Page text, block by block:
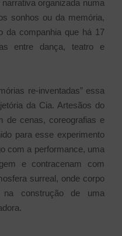
organizada numa
sonhos ou da memória,
da companhia que há 17
entre dança, teatro e
re-inventadas” essa
da Cia. Artesãos do
de cenas, coreografias e
para esse experimento
com a performance, uma
e contracenam com
surreal, onde corpo
construção de uma